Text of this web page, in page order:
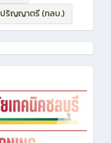
ปริญญาตรี (ทลบ.)